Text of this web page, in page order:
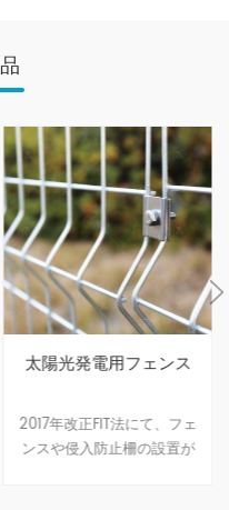
太陽光発電用フェンス
2017年改正FIT法にて、フェ
ンスや侵入防止柵の設置が